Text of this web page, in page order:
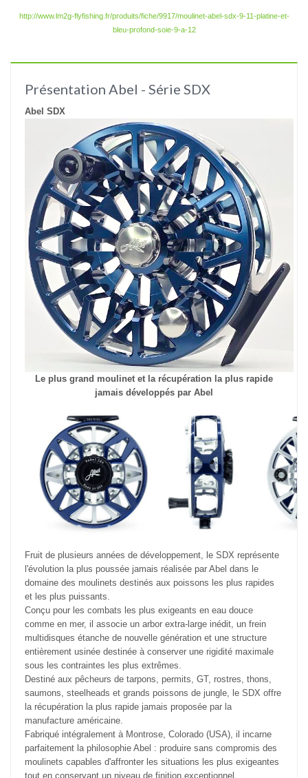
http://www.lm2g-flyfishing.fr/produits/fiche/9917/moulinet-abel-sdx-9-11-platine-et-
bleu-profond-soie-9-a-12
Présentation Abel - Série SDX
Abel SDX
Le plus grand moulinet et la récupération la plus rapide
jamais développés par Abel
Fruit de plusieurs années de développement, le SDX représente
l'évolution la plus poussée jamais réalisée par Abel dans le
domaine des moulinets destinés aux poissons les plus rapides
et les plus puissants.
Conçu pour les combats les plus exigeants en eau douce
comme en mer, il associe un arbor extra-large inédit, un frein
multidisques étanche de nouvelle génération et une structure
entièrement usinée destinée à conserver une rigidité maximale
sous les contraintes les plus extrêmes.
Destiné aux pêcheurs de tarpons, permits, GT, rostres, thons,
saumons, steelheads et grands poissons de jungle, le SDX offre
la récupération la plus rapide jamais proposée par la
manufacture américaine.
Fabriqué intégralement à Montrose, Colorado (USA), il incarne
parfaitement la philosophie Abel : produire sans compromis des
moulinets capables d'affronter les situations les plus exigeantes
tout en conservant un niveau de finition exceptionnel.